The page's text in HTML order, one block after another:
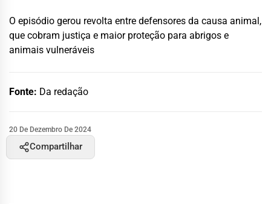
O episódio gerou revolta entre defensores da causa animal,
que cobram justiça e maior proteção para abrigos e
animais vulneráveis
Fonte: Da redação
20 De Dezembro De 2024
Compartilhar